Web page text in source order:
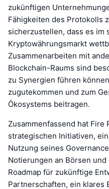
zukünftigen
Fähigkeiten des Protokolls
sicherzustellen, dass es im
Kryptowährungsmarkt
Zusammenarbeiten mit
Blockchain-Raums sind
zu Synergien führen
zugutekommen und zum
Ökosystems beitragen.
Zusammenfassend hat Fire
strategischen Initiativen,
Nutzung seines
Notierungen an Börsen
Roadmap für zukünftige
Partnerschaften, ein klares